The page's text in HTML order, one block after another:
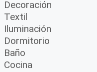
Decoración
Textil
Iluminación
Dormitorio
Baño
Cocina